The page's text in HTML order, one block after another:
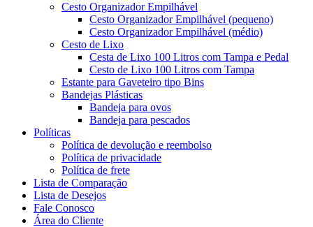
Cesto Organizador Empilhável
Cesto Organizador Empilhável (pequeno)
Cesto Organizador Empilhável (médio)
Cesto de Lixo
Cesta de Lixo 100 Litros com Tampa e Pedal
Cesto de Lixo 100 Litros com Tampa
Estante para Gaveteiro tipo Bins
Bandejas Plásticas
Bandeja para ovos
Bandeja para pescados
Políticas
Política de devolução e reembolso
Política de privacidade
Política de frete
Lista de Comparação
Lista de Desejos
Fale Conosco
Área do Cliente